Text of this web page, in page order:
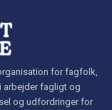
for fagfolk,
arbejder fagligt og
og udfordringer for